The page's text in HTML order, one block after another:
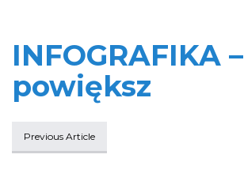
INFOGRAFIKA –
powiększ
Previous Article